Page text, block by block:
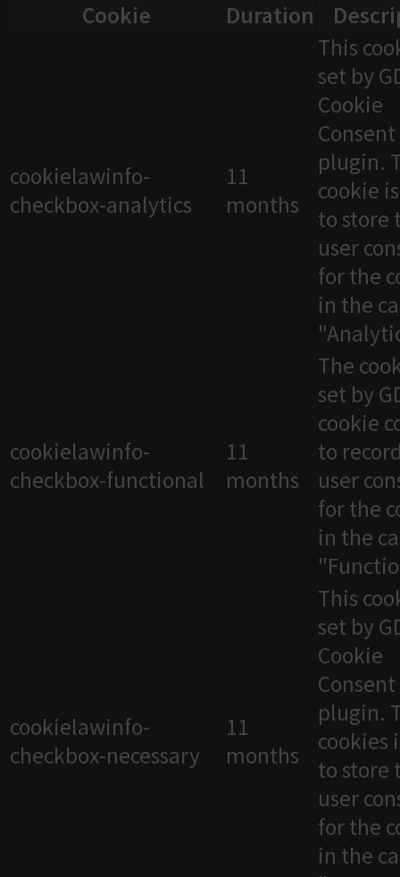
Cookie
Duration
cookielawinfo-
checkbox-analytics
11
months
This
set by
Cookie
Consent
plugin.
cookie
to store
user
for the
in the
cookielawinfo-
checkbox-functional
11
months
The
set by
cookie
to
user
for the
in the
cookielawinfo-
checkbox-necessary
11
months
This
set by
Cookie
Consent
plugin.
cookies
to store
user
for the
in the